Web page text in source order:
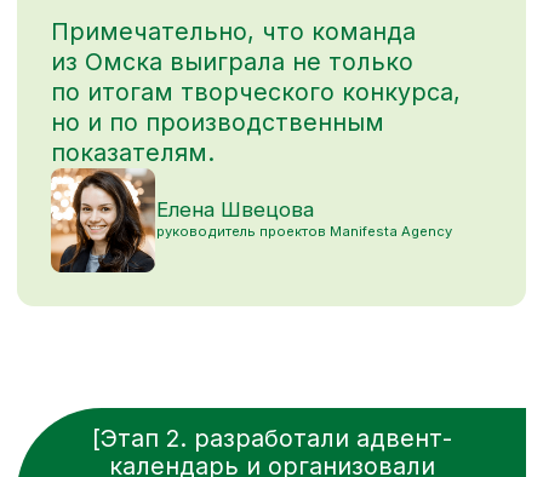
живые включения с производств,
награждения, много шуток и теплых
слов друг другу.